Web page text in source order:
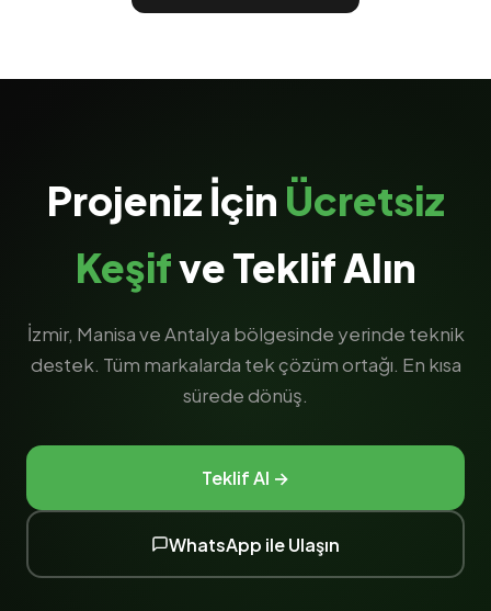
Projeniz İçin Ücretsiz
Keşifve Teklif Alın
İzmir, Manisa ve Antalya bölgesinde yerinde teknik
destek. Tüm markalarda tek çözüm ortağı. En kısa
sürede dönüş.
Teklif Al →
WhatsApp ile Ulaşın